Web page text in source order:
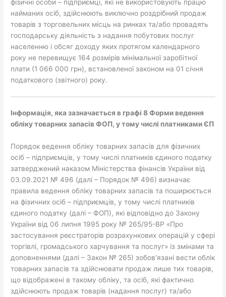
фізичні особи – підприємці, які не використовують працю
найманих осіб, здійснюють виключно роздрібний продаж
товарів з торговельних місць на ринках та/або провадять
господарську діяльність з надання побутових послуг
населенню і обсяг доходу яких протягом календарного
року не перевищує 164 розмірів мінімальної заробітної
плати (1 066 000 грн), встановленої законом на 01 січня
податкового (звітного) року.
Інформація, яка зазначається в графі 8 Форми ведення
обліку товарних запасів ФОП, у тому числі платниками ЄП
Порядок ведення обліку товарних запасів для фізичних
осіб – підприємців, у тому числі платників єдиного податку
затверджений наказом Міністерства фінансів України від
03.09.2021 № 496 (далі – Порядок № 496) визначає
правила ведення обліку товарних запасів та поширюється
на фізичних осіб – підприємців, у тому числі платників
єдиного податку (далі – ФОП), які відповідно до Закону
України від 06 липня 1995 року № 265/95-ВР «Про
застосування реєстраторів розрахункових операцій у сфері
торгівлі, громадського харчування та послуг» із змінами та
доповненнями (далі – Закон № 265) зобов’язані вести облік
товарних запасів та здійснювати продаж лише тих товарів,
що відображені в такому обліку, та осіб, які фактично
здійснюють продаж товарів (надання послуг) та/або